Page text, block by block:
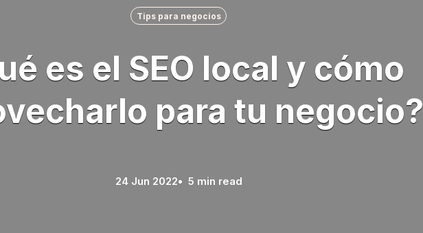
Tips para negocios
es el SEO local y cómo
para tu negocio?
24 Jun 2022• 5 min read